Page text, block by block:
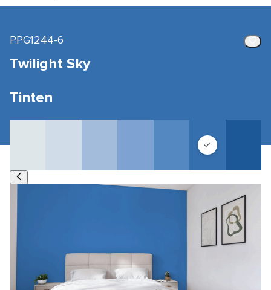
PPG1244-6
Twilight Sky
Tinten